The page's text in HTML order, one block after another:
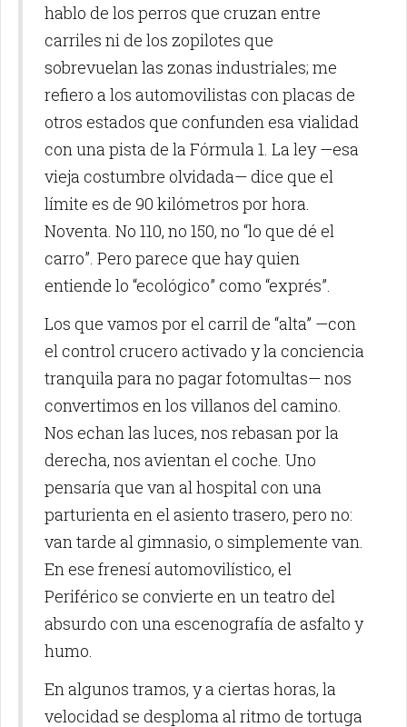
hablo de los perros que cruzan entre
carriles ni de los zopilotes que
sobrevuelan las zonas industriales; me
refiero a los automovilistas con placas de
otros estados que confunden esa vialidad
con una pista de la Fórmula 1. La ley —esa
vieja costumbre olvidada— dice que el
límite es de 90 kilómetros por hora.
Noventa. No 110, no 150, no “lo que dé el
carro”. Pero parece que hay quien
entiende lo “ecológico” como “exprés”.
Los que vamos por el carril de “alta” —con
el control crucero activado y la conciencia
tranquila para no pagar fotomultas— nos
convertimos en los villanos del camino.
Nos echan las luces, nos rebasan por la
derecha, nos avientan el coche. Uno
pensaría que van al hospital con una
parturienta en el asiento trasero, pero no:
van tarde al gimnasio, o simplemente van.
En ese frenesí automovilístico, el
Periférico se convierte en un teatro del
absurdo con una escenografía de asfalto y
humo.
En algunos tramos, y a ciertas horas, la
velocidad se desploma al ritmo de tortuga